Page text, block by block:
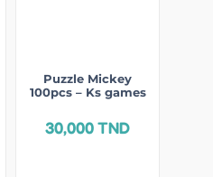
Puzzle Mickey
100pcs – Ks games
30,000TND